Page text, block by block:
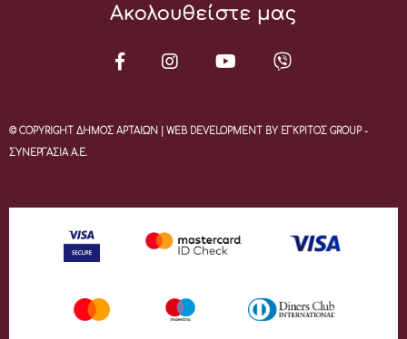
Ακολουθείστε μας
© COPYRIGHT ΔΗΜΟΣ ΑΡΤΑΙΩΝ | WEB DEVELOPMENT BY ΕΓΚΡΙΤΟΣ GROUP -
ΣΥΝΕΡΓΑΣΙΑ Α.Ε.